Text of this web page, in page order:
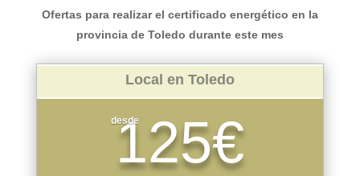
Ofertas para realizar el certificado energético en la
provincia de Toledo durante este mes
Local en Toledo
desde
125€